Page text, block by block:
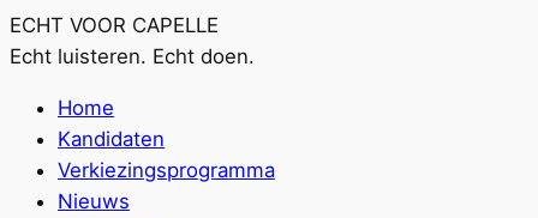
ECHT VOOR CAPELLE
Echt luisteren. Echt doen.
Home
Kandidaten
Verkiezingsprogramma
Nieuws